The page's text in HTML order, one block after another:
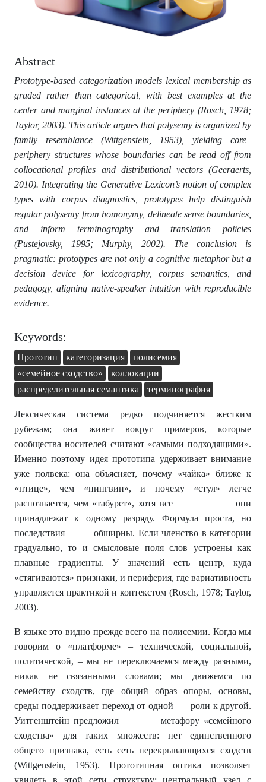
Abstract
Prototype-based categorization models lexical membership as
graded rather than categorical, with best examples at the
center and marginal instances at the periphery (Rosch, 1978;
Taylor, 2003). This article argues that polysemy is organized by
family resemblance (Wittgenstein, 1953), yielding core–
periphery structures whose boundaries can be read off from
collocational profiles and distributional vectors (Geeraerts,
2010). Integrating the Generative Lexicon’s notion of complex
types with corpus diagnostics, prototypes help distinguish
regular polysemy from homonymy, delineate sense boundaries,
and inform terminography and translation policies
(Pustejovsky, 1995; Murphy, 2002). The conclusion is
pragmatic: prototypes are not only a cognitive metaphor but a
decision device for lexicography, corpus semantics, and
pedagogy, aligning native-speaker intuition with reproducible
evidence.
Keywords:
Прототип категоризация
полисемия
«семейное сходство»
коллокации
распределительная семантика
терминография
Лексическая система редко подчиняется жестким
рубежам; она живет вокруг примеров, которые
сообщества носителей считают «самыми подходящими».
Именно поэтому идея прототипа удерживает внимание
уже полвека: она объясняет, почему «чайка» ближе к
«птице», чем «пингвин», и почему «стул» легче
распознается, чем «табурет», хотя все они
принадлежат к одному разряду. Формула проста, но
последствия обширны. Если членство в категории
градуально, то и смысловые поля слов устроены как
плавные градиенты. У значений есть центр, куда
«стягиваются» признаки, и периферия, где вариативность
управляется практикой и контекстом (Rosch, 1978; Taylor,
2003).
В языке это видно прежде всего на полисемии. Когда мы
говорим о «платформе» – технической, социальной,
политической, – мы не переключаемся между разными,
никак не связанными словами; мы движемся по
семейству сходств, где общий образ опоры, основы,
среды поддерживает переход от одной роли к другой.
Уитгенштейн предложил метафору «семейного
сходства» для таких множеств: нет единственного
общего признака, есть сеть перекрывающихся сходств
(Wittgenstein, 1953). Прототипная оптика позволяет